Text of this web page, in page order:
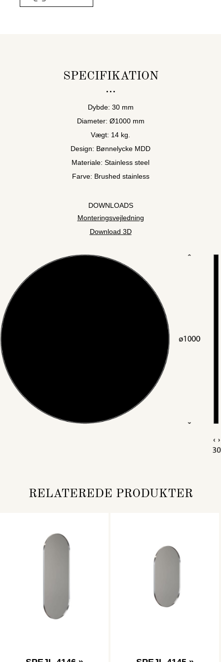
SPECIFIKATION
Dybde: 30 mm
Diameter: Ø1000 mm
Vægt: 14 kg.
Design: Bønnelycke MDD
Materiale: Stainless steel
Farve: Brushed stainless
DOWNLOADS
Monteringsvejledning
Download 3D
RELATEREDE PRODUKTER